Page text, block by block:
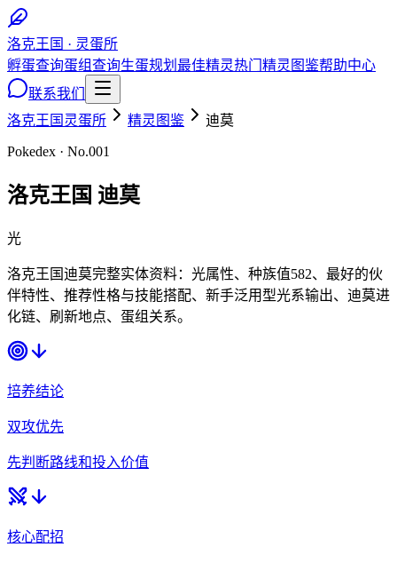
洛克王国 · 灵蛋所
孵蛋查询蛋组查询生蛋规划 最佳精灵热门精灵图鉴帮助中心
联系我们
洛克王国灵蛋所
精灵图鉴 迪莫
Pokedex · No.001
洛克王国 迪莫
光
洛克王国迪莫完整实体资料：光属性、种族值582、最好的伙
伴特性、推荐性格与技能搭配、新手泛用型光系输出、迪莫进
化链、刷新地点、蛋组关系。
培养结论
双攻优先
先判断路线和投入价值
核心配招